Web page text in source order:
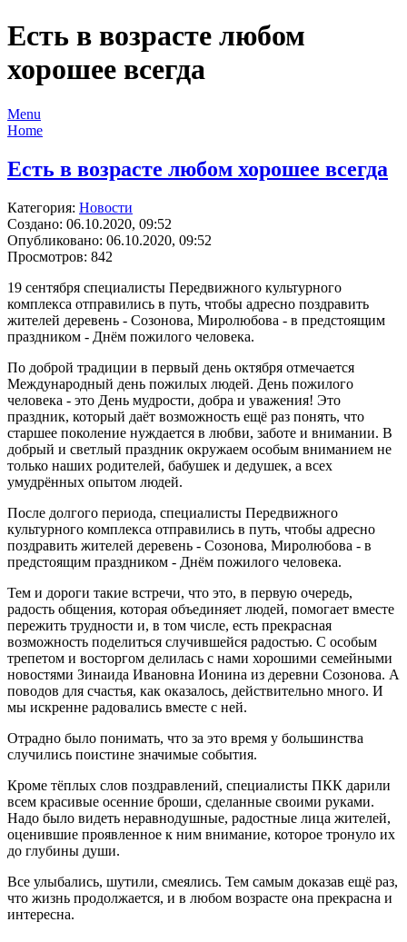
Есть в возрасте любом
хорошее всегда
Menu
Home
Есть в возрасте любом хорошее всегда
Категория: Новости
Создано: 06.10.2020, 09:52
Опубликовано: 06.10.2020, 09:52
Просмотров: 842
19 сентября специалисты Передвижного культурного
комплекса отправились в путь, чтобы адресно поздравить
жителей деревень - Созонова, Миролюбова - в предстоящим
праздником - Днём пожилого человека.
По доброй традиции в первый день октября отмечается
Международный день пожилых людей. День пожилого
человека - это День мудрости, добра и уважения! Это
праздник, который даёт возможность ещё раз понять, что
старшее поколение нуждается в любви, заботе и внимании. В
добрый и светлый праздник окружаем особым вниманием не
только наших родителей, бабушек и дедушек, а всех
умудрённых опытом людей.
После долгого периода, специалисты Передвижного
культурного комплекса отправились в путь, чтобы адресно
поздравить жителей деревень - Созонова, Миролюбова - в
предстоящим праздником - Днём пожилого человека.
Тем и дороги такие встречи, что это, в первую очередь,
радость общения, которая объединяет людей, помогает вместе
пережить трудности и, в том числе, есть прекрасная
возможность поделиться случившейся радостью. С особым
трепетом и восторгом делилась с нами хорошими семейными
новостями Зинаида Ивановна Ионина из деревни Созонова. А
поводов для счастья, как оказалось, действительно много. И
мы искренне радовались вместе с ней.
Отрадно было понимать, что за это время у большинства
случились поистине значимые события.
Кроме тёплых слов поздравлений, специалисты ПКК дарили
всем красивые осенние броши, сделанные своими руками.
Надо было видеть неравнодушные, радостные лица жителей,
оценившие проявленное к ним внимание, которое тронуло их
до глубины души.
Все улыбались, шутили, смеялись. Тем самым доказав ещё раз,
что жизнь продолжается, и в любом возрасте она прекрасна и
интересна.